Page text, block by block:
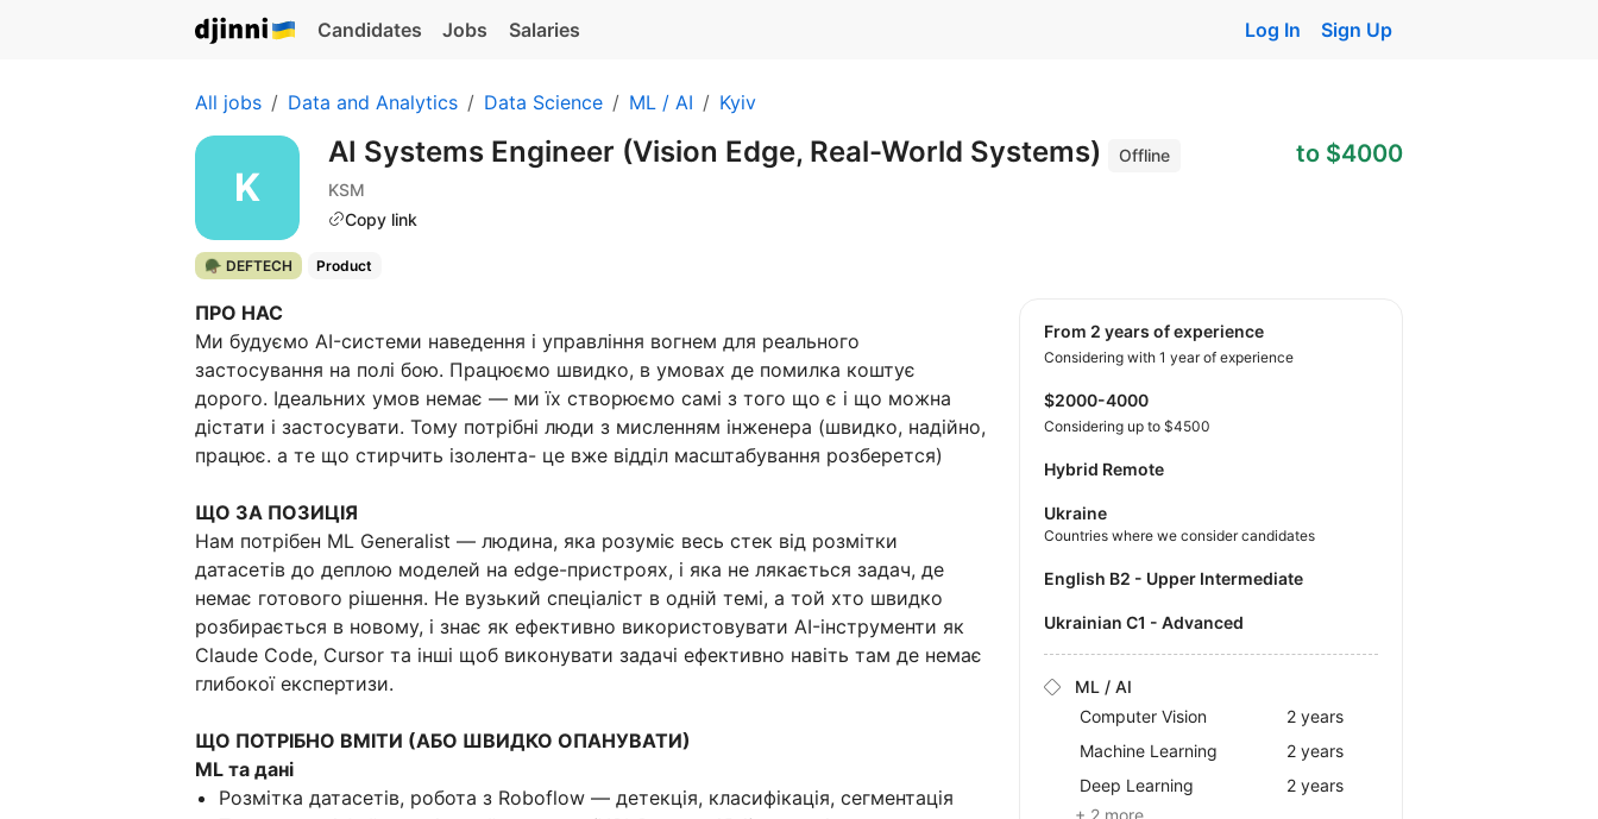
Candidates Jobs Salaries Log In Sign Up
All jobs Data and Analytics Data Science ML / AI Kyiv
AI Systems Engineer (Vision Edge, Real-World Systems)
Offline
KSM
Copy link
to $4000
🪖 DEFTECH Product
ПРО НАС
Ми будуємо AI-системи наведення і управління вогнем для реального
застосування на полі бою. Працюємо швидко, в умовах де помилка коштує
дорого. Ідеальних умов немає — ми їх створюємо самі з того що є і що можна
дістати і застосувати. Тому потрібні люди з мисленням інженера (швидко, надійно,
працює. а те що стирчить ізолента- це вже відділ масштабування розберется)
ЩО ЗА ПОЗИЦІЯ
Нам потрібен ML Generalist — людина, яка розуміє весь стек від розмітки
датасетів до деплою моделей на edge-пристроях, і яка не лякається задач, де
немає готового рішення. Не вузький спеціаліст в одній темі, а той хто швидко
розбирається в новому, і знає як ефективно використовувати AI-інструменти як
Claude Code, Cursor та інші щоб виконувати задачі ефективно навіть там де немає
глибокої експертизи.
ЩО ПОТРІБНО ВМІТИ (АБО ШВИДКО ОПАНУВАТИ)
ML та дані
Розмітка датасетів, робота з Roboflow — детекція, класифікація, сегментація
from 2 years of experience
Considering with 1 year of experience
$2000-4000
Considering up to $4500
Hybrid Remote
Ukraine
Countries where we consider candidates
English B2 - Upper Intermediate
Ukrainian C1 - Advanced
ML / AI
Computer Vision
2 years
Machine Learning
2 years
Deep Learning
2 years